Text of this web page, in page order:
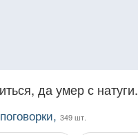
да умер с натуги.
349 шт.